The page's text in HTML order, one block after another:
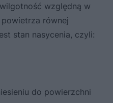
względną w
równej
stan nasycenia, czyli:
do powierzchni